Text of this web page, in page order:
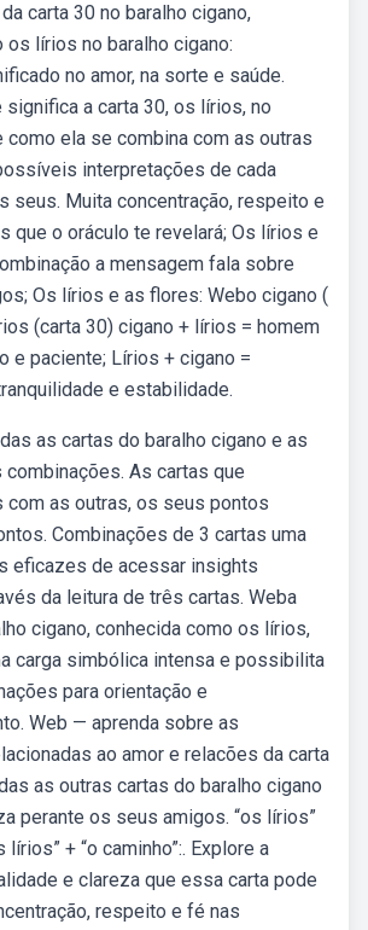
carta 30 no baralho cigano,
os lírios no baralho cigano:
no amor, na sorte e saúde.
significa a carta 30, os lírios, no
como ela se combina com as outras
interpretações de cada
seus. Muita concentração, respeito e
que o oráculo te revelará; Os lírios e
a mensagem fala sobre
Os lírios e as flores: Webo cigano (
(carta 30) cigano + lírios = homem
e paciente; Lírios + cigano =
e estabilidade.
as cartas do baralho cigano e as
As cartas que
com as outras, os seus pontos
Combinações de 3 cartas uma
eficazes de acessar insights
da leitura de três cartas. Weba
cigano, conhecida como os lírios,
carga simbólica intensa e possibilita
para orientação e
Web — aprenda sobre as
ao amor e relacões da carta
as outras cartas do baralho cigano
perante os seus amigos. “os lírios”
lírios” + “o caminho”:. Explore a
e clareza que essa carta pode
respeito e fé nas